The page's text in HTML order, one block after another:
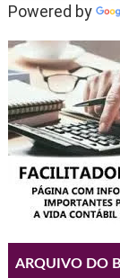
Powered by
ARQUIVO DO